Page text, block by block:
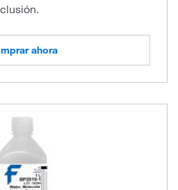
ahora